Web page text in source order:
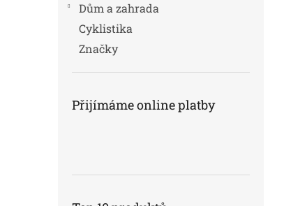
Dům a zahrada
Cyklistika
Značky
Přijímáme online platby